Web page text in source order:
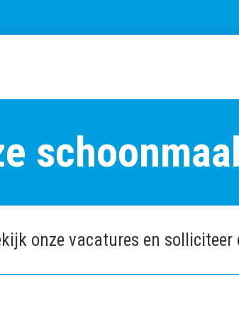
onze vacatures en solliciteer